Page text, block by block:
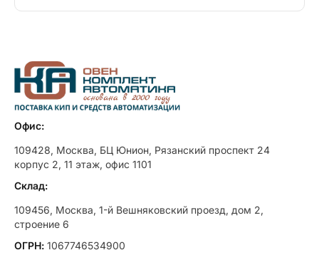
Офис:
109428, Москва, БЦ Юнион, Рязанский проспект 24
корпус 2, 11 этаж, офис 1101
Склад:
109456, Москва, 1-й Вешняковский проезд, дом 2,
строение 6
ОГРН: 1067746534900